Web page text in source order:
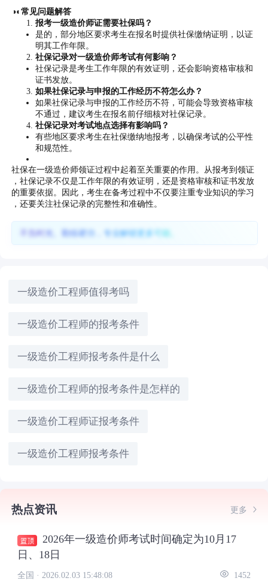
◑◐常见问题解答
报考一级造价师证需要社保吗？
是的，部分地区要求考生在报名时提供社保缴纳证明，以证
明其工作年限。
社保记录对一级造价师考试有何影响？
社保记录是考生工作年限的有效证明，还会影响资格审核和
证书发放。
如果社保记录与申报的工作经历不符怎么办？
如果社保记录与申报的工作经历不符，可能会导致资格审核
不通过，建议考生在报名前仔细核对社保记录。
社保记录对考试地点选择有影响吗？
有些地区要求考生在社保缴纳地报考，以确保考试的公平性
和规范性。
社保在一级造价师领证过程中起着至关重要的作用。从报考到领证
，社保记录不仅是工作年限的有效证明，还是资格审核和证书发放
的重要依据。因此，考生在备考过程中不仅要注重专业知识的学习
，还要关注社保记录的完整性和准确性。
不负时光、勤练硬功，专业解锁更多可能。
一级造价工程师值得考吗
一级造价工程师的报考条件
一级造价工程师报考条件是什么
一级造价工程师的报考条件是怎样的
一级造价工程师证报考条件
一级造价工程师报考条件
热点资讯 更多
2026年一级造价师考试时间确定为10月17
日、18日
全国 · 2026.02.03 15:48:08 1452